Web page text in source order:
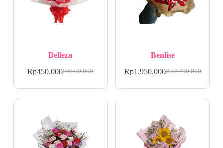
Belleza
Rp700.000
Rp450.000
Benlise
Rp2.400.000
Rp1.950.000